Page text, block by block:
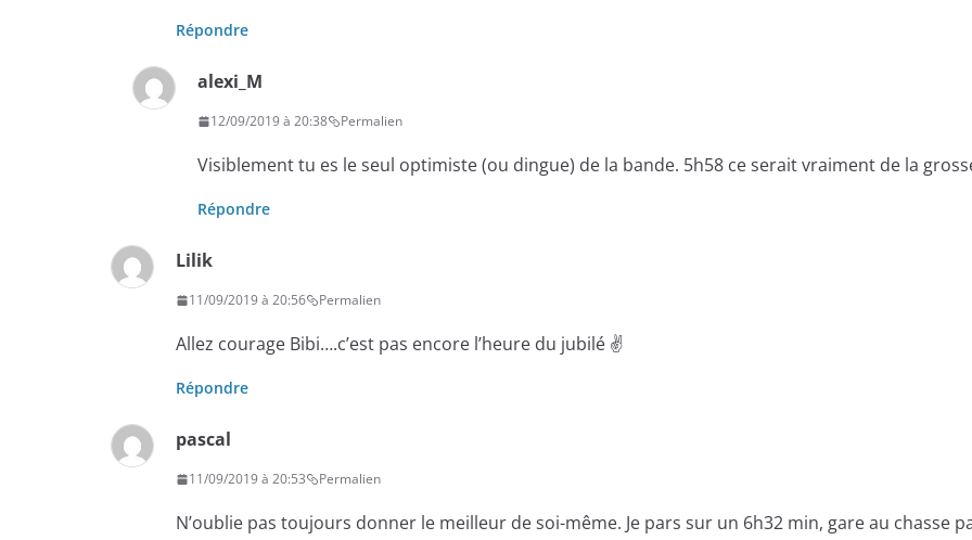
Répondre
alexi_M
12/09/2019 à 20:38 Permalien
Visiblement tu es le seul optimiste (ou dingue) de la bande. 5h58 ce serait vraiment de la
Répondre
Lilik
11/09/2019 à 20:56 Permalien
Allez courage Bibi….c’est pas encore l’heure du jubilé ✌️
Répondre
pascal
11/09/2019 à 20:53 Permalien
N’oublie pas toujours donner le meilleur de soi-même. Je pars sur un 6h32 min, gare au chasse